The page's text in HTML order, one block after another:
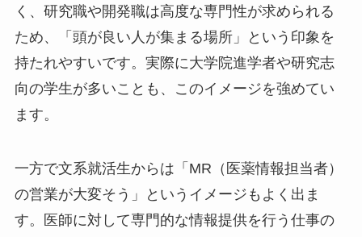
く、研究職や開発職は高度な専門性が求められる
ため、「頭が良い人が集まる場所」という印象を
持たれやすいです。実際に大学院進学者や研究志
向の学生が多いことも、このイメージを強めてい
ます。
一方で文系就活生からは「MR（医薬情報担当者）
の営業が大変そう」というイメージもよく出ま
す。医師に対して専門的な情報提供を行う仕事の